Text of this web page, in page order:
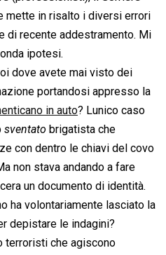
mette in risalto i diversi errori
di recente addestramento. Mi
ipotesi.
dove avete mai visto dei
portandosi appresso la
in auto? Lunico caso
sventato  brigatista che
con dentro le chiavi del covo
non stava andando a fare
un documento di identità.
ha volontariamente lasciato la
depistare le indagini?
terroristi che agiscono